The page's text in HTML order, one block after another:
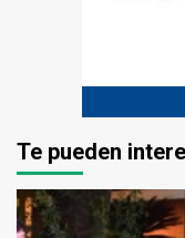
Te pueden